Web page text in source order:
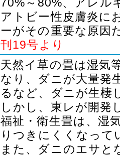
アトビー性皮膚炎に
ーがその重要な原因
刊19号より
天然イ草の畳は湿気
なり、ダニが大量発
るなど、ダニが生棲
しかし、東レが開発
福祉・衛生畳は、湿
りつきにくくなって
また、ダニのエサと